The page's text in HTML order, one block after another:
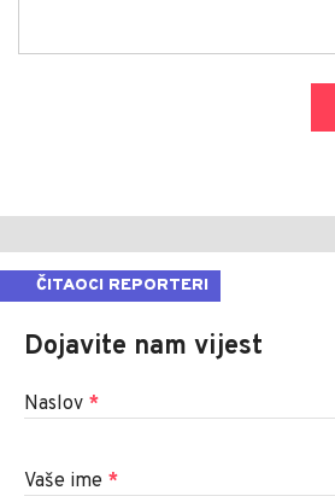
ČITAOCI REPORTERI
Dojavite nam vijest
Naslov *
Vaše ime *